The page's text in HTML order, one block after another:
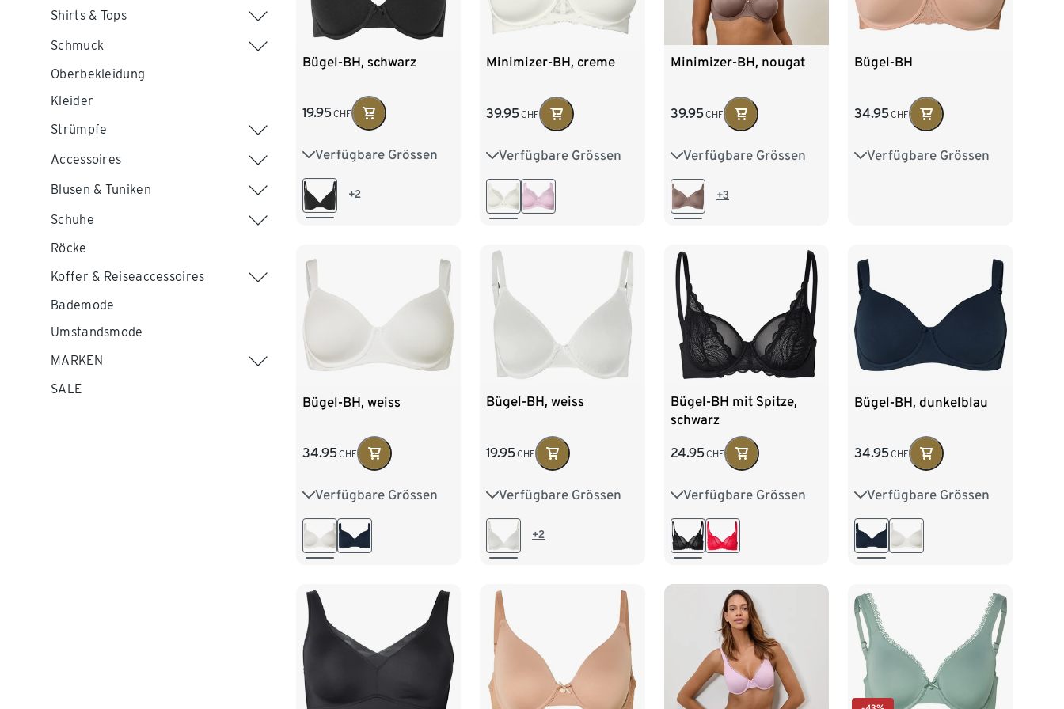
Shirts & Tops
Schmuck
Oberbekleidung
Kleider
Strümpfe
Accessoires
Blusen & Tuniken
Schuhe
Röcke
Koffer & Reiseaccessoires
Bademode
Umstandsmode
MARKEN
SALE
Bügel-BH, schwarz
19.95CHF
Verfügbare Grössen
75B 80B 80C
85B 85C
+2
Minimizer-BH, creme
39.95CHF
Verfügbare Grössen
85D 85E 85F
90D 90E
Minimizer-BH, nougat
39.95CHF
Verfügbare Grössen
85D 85E 85F
90D
100E
+3
Bügel-BH
34.95CHF
Verfügbare Grössen
80D 80E 85D
Bügel-BH, weiss
34.95CHF
Verfügbare Grössen
80D 80E 85D
85E 90D
Bügel-BH, weiss
19.95CHF
Verfügbare Grössen
75B 80B 80C
85B 85C
+2
Bügel-BH mit Spitze,
schwarz
24.95CHF
Verfügbare Grössen
75B 80B 80C
80D 85B
Bügel-BH, dunkelblau
34.95CHF
Verfügbare Grössen
80D 80E 85D
85E 90D